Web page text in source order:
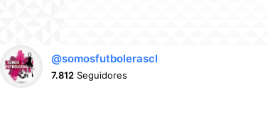
@somosfutbolerascl
7.812 Seguidores